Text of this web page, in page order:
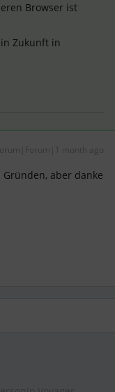
Browser ist
Zukunft in
month ago
Gründen, aber danke